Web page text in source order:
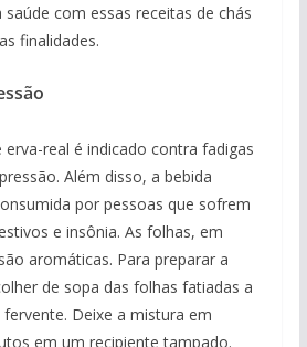
com essas receitas de chás
finalidades.
erva-real é indicado contra fadigas
Além disso, a bebida
por pessoas que sofrem
e insônia. As folhas, em
aromáticas. Para preparar a
de sopa das folhas fatiadas a
Deixe a mistura em
em um recipiente tampado.